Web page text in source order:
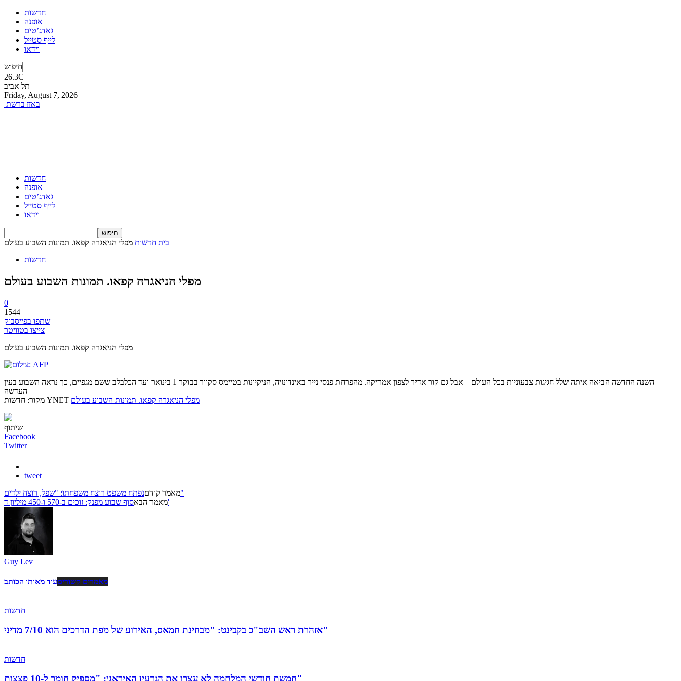
חדשות
אופנה
גאדג’טים
לייף סטייל
וידאו
חיפוש
26.3C
תל אביב
Friday, August 7, 2026
באזז ברשת
חדשות
אופנה
גאדג’טים
לייף סטייל
וידאו
בית חדשות מפלי הניאגרה קפאו. תמונות השבוע בעולם
חדשות
מפלי הניאגרה קפאו. תמונות השבוע בעולם
0
1544
שתפו בפייסבוק
צייצו בטוויטר
מפלי הניאגרה קפאו. תמונות השבוע בעולם
השנה החדשה הביאה איתה שלל חגיגות צבעוניות בכל העולם – אבל גם קור אדיר לצפון אמריקה. מהפרחת פנסי נייר באינדונזיה, הניקיונות בטיימס סקוור בבוקר 1 בינואר ועד הכלבלב ששם מגפיים, כך נראה השבוע בעין
העדשה
מקור: חדשות YNET מפלי הניאגרה קפאו. תמונות השבוע בעולם
שיתוף
Facebook
Twitter
tweet
מאמר קודםנפתח משפט רוצח משפחתו: "שפל, רוצח ילדים"
מאמר הבאסוף שבוע מפנק: זוכים ב-570 ו-450 מיליון ד'
Guy Lev
מאמרים קשוריםעוד מאותו הכותב
חדשות
אזהרת ראש השב"כ בקבינט: "מבחינת חמאס, האירוע של מפת הדרכים הוא 7/10 מדיני"
חדשות
חמשת חודשי המלחמה לא עצרו את הגרעין האיראני: "מספיק חומר ל-10 פצצות"